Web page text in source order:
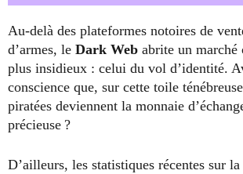
Au-delà des plateformes notoires de
d’armes, le Dark Web abrite un marché
plus insidieux : celui du vol d’identité.
conscience que, sur cette toile
piratées deviennent la monnaie
précieuse ?
D’ailleurs, les statistiques récentes sur